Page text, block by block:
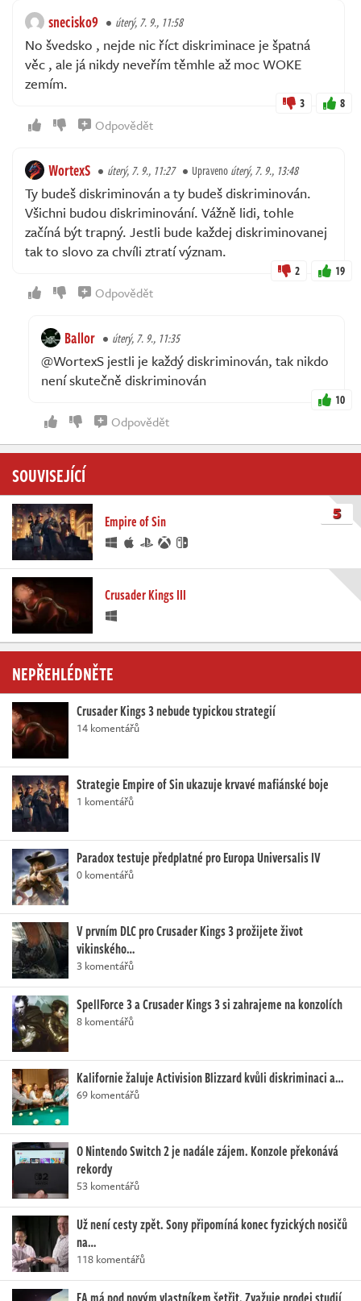
snecisko9 úterý, 7. 9., 11:58
No švedsko , nejde nic říct diskriminace je špatná
věc , ale já nikdy neveřím těmhle až moc WOKE
zemím.
3 8
Odpovědět
WortexS úterý, 7. 9., 11:27 Upravenoúterý, 7. 9., 13:48
Ty budeš diskriminován a ty budeš diskriminován.
Všichni budou diskriminování. Vážně lidi, tohle
začíná být trapný. Jestli bude každej diskriminovanej
tak to slovo za chvíli ztratí význam.
2 19
Odpovědět
Ballor úterý, 7. 9., 11:35
@WortexS jestli je každý diskriminován, tak nikdo
není skutečně diskriminován
10
Odpovědět
SOUVISEJÍCÍ
Empire of Sin 5
Crusader Kings III
NEPŘEHLÉDNĚTE
Crusader Kings 3 nebude typickou strategií
14 komentářů
Strategie Empire of Sin ukazuje krvavé mafiánské boje
1 komentářů
Paradox testuje předplatné pro Europa Universalis IV
0 komentářů
V prvním DLC pro Crusader Kings 3 prožijete život
vikinského…
3 komentářů
SpellForce 3 a Crusader Kings 3 si zahrajeme na konzolích
8 komentářů
Kalifornie žaluje Activision Blizzard kvůli diskriminaci a…
69 komentářů
O Nintendo Switch 2 je nadále zájem. Konzole překonává
rekordy
53 komentářů
Už není cesty zpět. Sony připomíná konec fyzických nosičů
na…
118 komentářů